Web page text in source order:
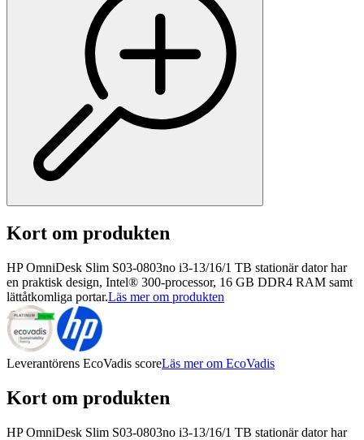
Kort om produkten
HP OmniDesk Slim S03-0803no i3-13/16/1 TB stationär dator har
en praktisk design, Intel® 300-processor, 16 GB DDR4 RAM samt
lättåtkomliga portar.Läs mer om produkten
Leverantörens EcoVadis scoreLäs mer om EcoVadis
Kort om produkten
HP OmniDesk Slim S03-0803no i3-13/16/1 TB stationär dator har